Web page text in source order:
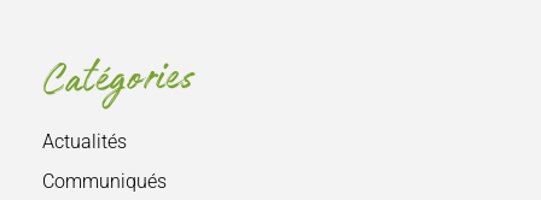
Catégories
Actualités
Communiqués